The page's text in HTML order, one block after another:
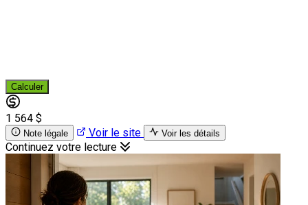
Calculer
1 564 $
Note légale Voir le site Voir les détails
Continuez votre lecture